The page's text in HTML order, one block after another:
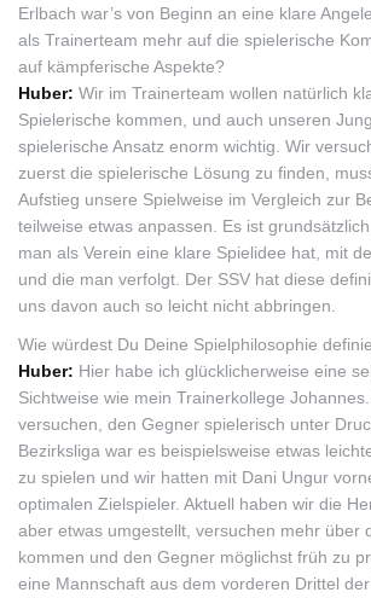
Erlbach war’s von Beginn an eine klare
als Trainerteam mehr auf die spielerische
auf kämpferische Aspekte?
Huber: Wir im Trainerteam wollen natürlich
Spielerische kommen, und auch unseren
spielerische Ansatz enorm wichtig. Wir
zuerst die spielerische Lösung zu finden,
Aufstieg unsere Spielweise im Vergleich zur
teilweise etwas anpassen. Es ist
man als Verein eine klare Spielidee hat, mit
und die man verfolgt. Der SSV hat diese
uns davon auch so leicht nicht abbringen.
Wie würdest Du Deine Spielphilosophie
Huber: Hier habe ich glücklicherweise eine
Sichtweise wie mein Trainerkollege
versuchen, den Gegner spielerisch unter
Bezirksliga war es beispielsweise etwas
zu spielen und wir hatten mit Dani Ungur
optimalen Zielspieler. Aktuell haben wir die
aber etwas umgestellt, versuchen mehr über
kommen und den Gegner möglichst früh zu
eine Mannschaft aus dem vorderen Drittel